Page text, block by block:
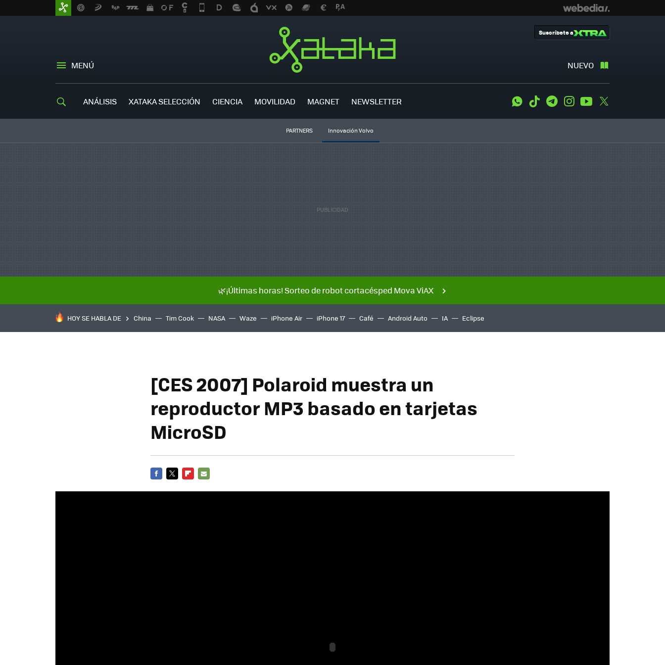
MENÚ NUEVO
Suscríbete a
ANÁLISIS XATAKA SELECCIÓN CIENCIA MOVILIDAD MAGNET NEWSLETTER WhatsApp
Tiktok TelegramInstagramYoutube
PARTNERS Innovación Volvo
🌿¡Últimas horas! Sorteo de robot cortacésped Mova ViAX
HOY SE HABLA DE China Tim Cook NASA Waze iPhone Air iPhone 17 Café Android Auto IA Eclipse
[CES 2007] Polaroid muestra un
reproductor MP3 basado en tarjetas
MicroSD